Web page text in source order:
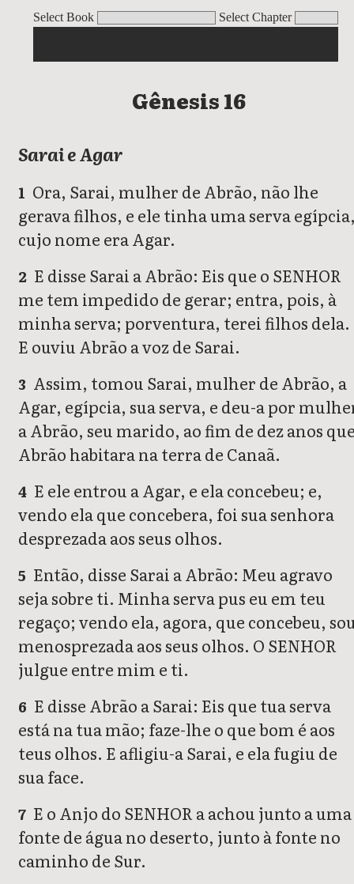
Select Book Select Chapter
Gênesis
Gênesis 16
Sarai e Agar
1 Ora, Sarai, mulher de Abrão, não lhe
gerava filhos, e ele tinha uma serva
cujo nome era Agar.
2 E disse Sarai a Abrão: Eis que o SENHOR
me tem impedido de gerar; entra, pois, à
minha serva; porventura, terei filhos dela.
E ouviu Abrão a voz de Sarai.
3 Assim, tomou Sarai, mulher de Abrão, a
Agar, egípcia, sua serva, e deu-a por
a Abrão, seu marido, ao fim de dez anos
Abrão habitara na terra de Canaã.
4 E ele entrou a Agar, e ela concebeu; e,
vendo ela que concebera, foi sua senhora
desprezada aos seus olhos.
5 Então, disse Sarai a Abrão: Meu agravo
seja sobre ti. Minha serva pus eu em teu
regaço; vendo ela, agora, que concebeu,
menosprezada aos seus olhos. O SENHOR
julgue entre mim e ti.
6 E disse Abrão a Sarai: Eis que tua serva
está na tua mão; faze-lhe o que bom é aos
teus olhos. E afligiu-a Sarai, e ela fugiu de
sua face.
7 E o Anjo do SENHOR a achou junto a uma
fonte de água no deserto, junto à fonte no
caminho de Sur.